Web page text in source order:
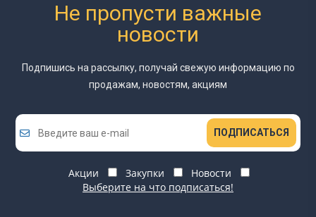
Не пропусти важные
новости
Подпишись на рассылку, получай свежую информацию по
продажам, новостям, акциям
ПОДПИСАТЬСЯ
Акции Закупки
Новости
Выберите на что подписаться!